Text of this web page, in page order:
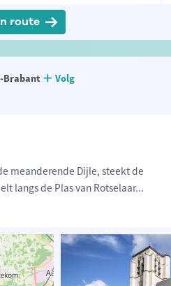
route
Brabant
Volg
meanderende Dijle, steekt de
langs de Plas van Rotselaar...